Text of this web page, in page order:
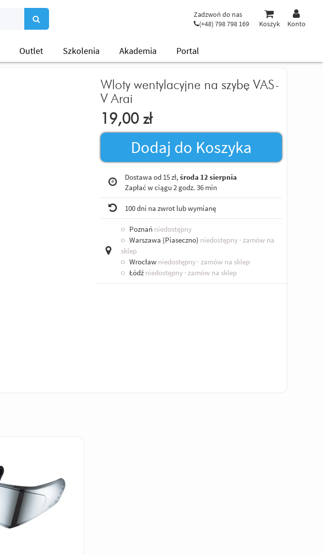
Zadzwoń do nas
(+48) 798 798 169
Koszyk Konto
Outlet Szkolenia Akademia Portal
Wloty wentylacyjne na szybę VAS-
V Arai
19,00 zł
Dodaj do Koszyka
Dostawa od 15 zł, środa 12 sierpnia
Zapłać w ciągu 2 godz. 36 min
100 dni na zwrot lub wymianę
○ Poznań niedostępny
○ Warszawa (Piaseczno) niedostępny · zamów na
sklep
○ Wrocław niedostępny · zamów na sklep
○ Łódź niedostępny · zamów na sklep